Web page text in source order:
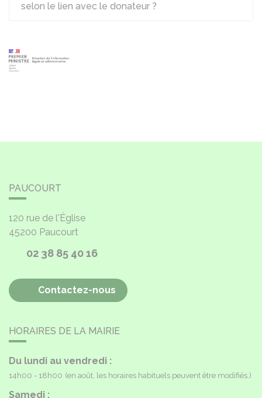
selon le lien avec le donateur ?
PAUCOURT
120 rue de l'Église
45200 Paucourt
02 38 85 40 16
Contactez-nous
HORAIRES DE LA MAIRIE
Du lundi au vendredi :
14h00 - 18h00 (en août, les horaires habituels peuvent être modifiés.)
Samedi :